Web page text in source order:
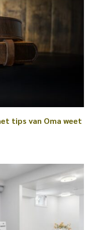
tips van Oma weet